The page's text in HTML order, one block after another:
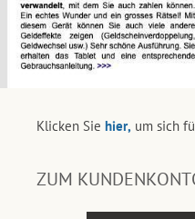
Klicken Sie hier, um sich
ZUM